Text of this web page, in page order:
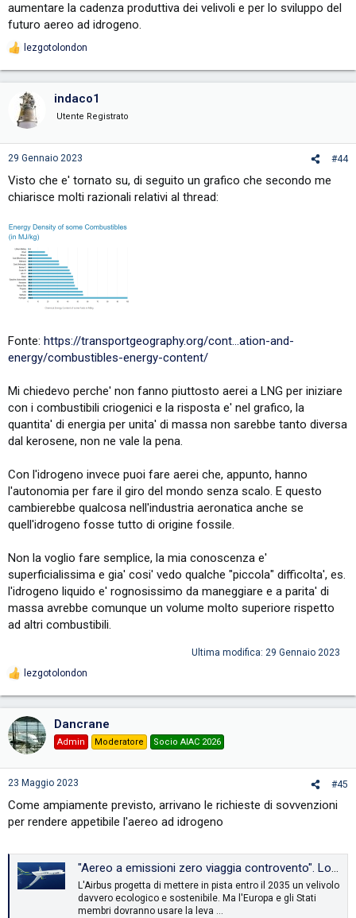
aumentare la cadenza produttiva dei velivoli e per lo sviluppo del
futuro aereo ad idrogeno.
R
n
s
lezgotolondon
indaco1
Utente Registrato
29 Gennaio 2023 #44
Visto che e' tornato su, di seguito un grafico che secondo me
chiarisce molti razionali relativi al thread:
Fonte: https://transportgeography.org/cont...ation-and-
energy/combustibles-energy-content/
Mi chiedevo perche' non fanno piuttosto aerei a LNG per iniziare
con i combustibili criogenici e la risposta e' nel grafico, la
quantita' di energia per unita' di massa non sarebbe tanto diversa
dal kerosene, non ne vale la pena.
Con l'idrogeno invece puoi fare aerei che, appunto, hanno
l'autonomia per fare il giro del mondo senza scalo. E questo
cambierebbe qualcosa nell'industria aeronatica anche se
quell'idrogeno fosse tutto di origine fossile.
Non la voglio fare semplice, la mia conoscenza e'
superficialissima e gia' cosi' vedo qualche "piccola" difficolta', es.
l'idrogeno liquido e' rognosissimo da maneggiare e a parita' di
massa avrebbe comunque un volume molto superiore rispetto
ad altri combustibili.
Ultima modifica: 29 Gennaio 2023
R
t
i
n
s
lezgotolondon
Dancrane
Admin Moderatore Socio AIAC 2026
23 Maggio 2023 #45
Come ampiamente previsto, arrivano le richieste di sovvenzioni
per rendere appetibile l'aereo ad idrogeno
"Aereo a emissioni zero viaggia controvento". Lo studio: rischio ritardi nel decollo, servono 300 miliardi
L'Airbus progetta di mettere in pista entro il 2035 un velivolo
davvero ecologico e sostenibile. Ma l'Europa e gli Stati
membri dovranno usare la leva …